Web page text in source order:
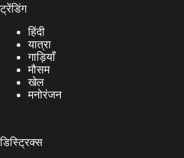
ट्रेंडिंग
हिंदी
यात्रा
गाड़ियाँ
मौसम
खेल
मनोरंजन
डिस्ट्रिक्स